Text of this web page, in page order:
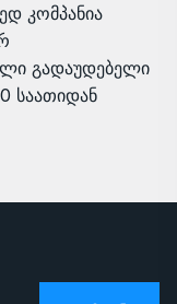
კომპანია
გადაუდებელი
საათიდან